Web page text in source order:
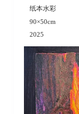
纸本水彩
90×50cm
2025